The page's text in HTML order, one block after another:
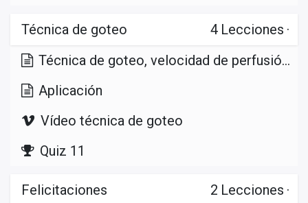
Técnica de goteo 4 Lecciones ·
Técnica de goteo, velocidad de perfusión y constante de equipo
Aplicación
Vídeo técnica de goteo
Quiz 11
Felicitaciones 2 Lecciones ·